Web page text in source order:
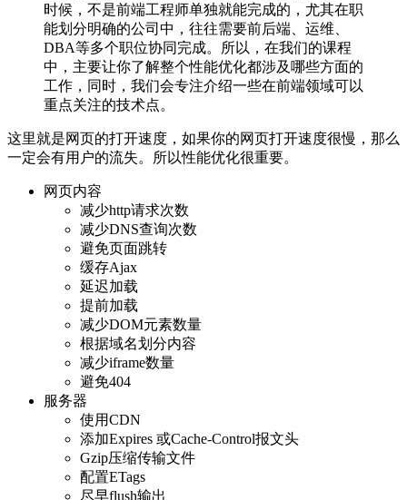
时候，不是前端工程师单独就能完成的，尤其在职
能划分明确的公司中，往往需要前后端、运维、
DBA等多个职位协同完成。所以，在我们的课程
中，主要让你了解整个性能优化都涉及哪些方面的
工作，同时，我们会专注介绍一些在前端领域可以
重点关注的技术点。
这里就是网页的打开速度，如果你的网页打开速度很慢，那么
一定会有用户的流失。所以性能优化很重要。
网页内容
减少http请求次数
减少DNS查询次数
避免页面跳转
缓存Ajax
延迟加载
提前加载
减少DOM元素数量
根据域名划分内容
减少iframe数量
避免404
服务器
使用CDN
添加Expires 或Cache-Control报文头
Gzip压缩传输文件
配置ETags
尽早flush输出